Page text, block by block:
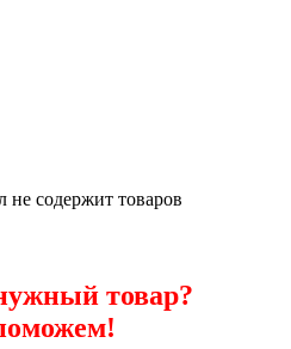
содержит товаров
товар?